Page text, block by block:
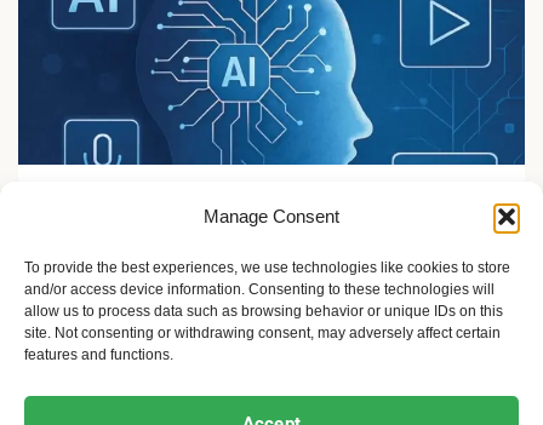
Manage Consent
To provide the best experiences, we use technologies like cookies to store
and/or access device information. Consenting to these technologies will
allow us to process data such as browsing behavior or unique IDs on this
site. Not consenting or withdrawing consent, may adversely affect certain
features and functions.
stvarnosti
10 meseci ago Sandra Iršević